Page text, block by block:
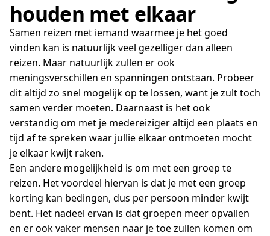
houden met elkaar
Samen reizen met iemand waarmee je het goed
vinden kan is natuurlijk veel gezelliger dan alleen
reizen. Maar natuurlijk zullen er ook
meningsverschillen en spanningen ontstaan. Probeer
dit altijd zo snel mogelijk op te lossen, want je zult toch
samen verder moeten. Daarnaast is het ook
verstandig om met je medereiziger altijd een plaats en
tijd af te spreken waar jullie elkaar ontmoeten mocht
je elkaar kwijt raken.
Een andere mogelijkheid is om met een groep te
reizen. Het voordeel hiervan is dat je met een groep
korting kan bedingen, dus per persoon minder kwijt
bent. Het nadeel ervan is dat groepen meer opvallen
en er ook vaker mensen naar je toe zullen komen om